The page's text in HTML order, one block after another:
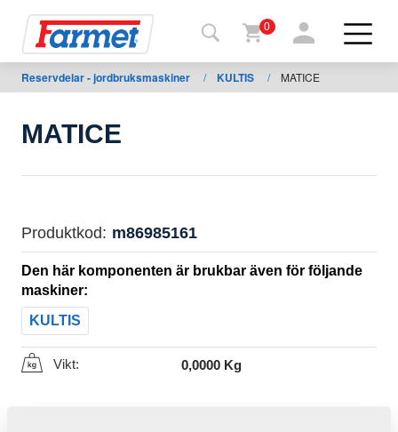
shop
Mina
maskiner
För
nedladdning
0
Reservdelar - jordbruksmaskiner / KULTIS / MATICE
MATICE
Produktkod: m86985161
Den här komponenten är brukbar även för följande
maskiner:
KULTIS
Vikt: 0,0000 Kg